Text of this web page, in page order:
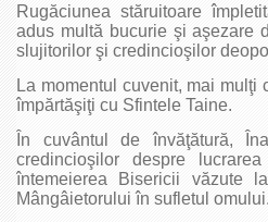
Rugăciunea stăruitoare
adus multă bucurie şi aşezare
slujitorilor şi credincioşilor
La momentul cuvenit, mai
împărtăşiţi cu Sfintele Taine.
În cuvântul de învăţătură,
credincioşilor despre
întemeierea Bisericii văzute
Mângâietorului în sufletul omului.